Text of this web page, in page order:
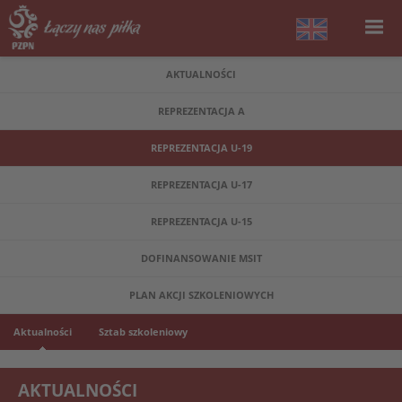
AKTUALNOŚCI
REPREZENTACJA A
REPREZENTACJA U-19
REPREZENTACJA U-17
REPREZENTACJA U-15
DOFINANSOWANIE MSIT
PLAN AKCJI SZKOLENIOWYCH
Aktualności Sztab szkoleniowy
AKTUALNOŚCI